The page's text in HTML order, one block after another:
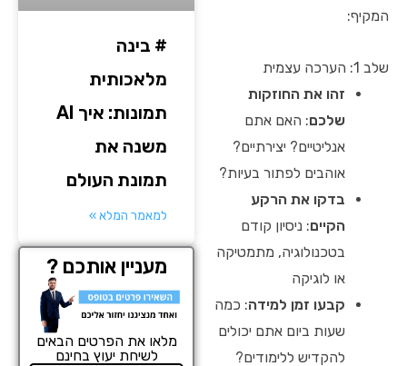
המקיף:
שלב 1: הערכה עצמית
זהו את החוזקות
שלכם: האם אתם
אנליטיים? יצירתיים?
אוהבים לפתור בעיות?
בדקו את הרקע
הקיים: ניסיון קודם
בטכנולוגיה, מתמטיקה
או לוגיקה
קבעו זמן למידה: כמה
שעות ביום אתם יכולים
להקדיש ללימודים?
# בינה
מלאכותית
תמונות: איך AI
משנה את
תמונת העולם
למאמר המלא »
מעניין אותכם ?
מלאו את הפרטים הבאים
לשיחת יעוץ בחינם